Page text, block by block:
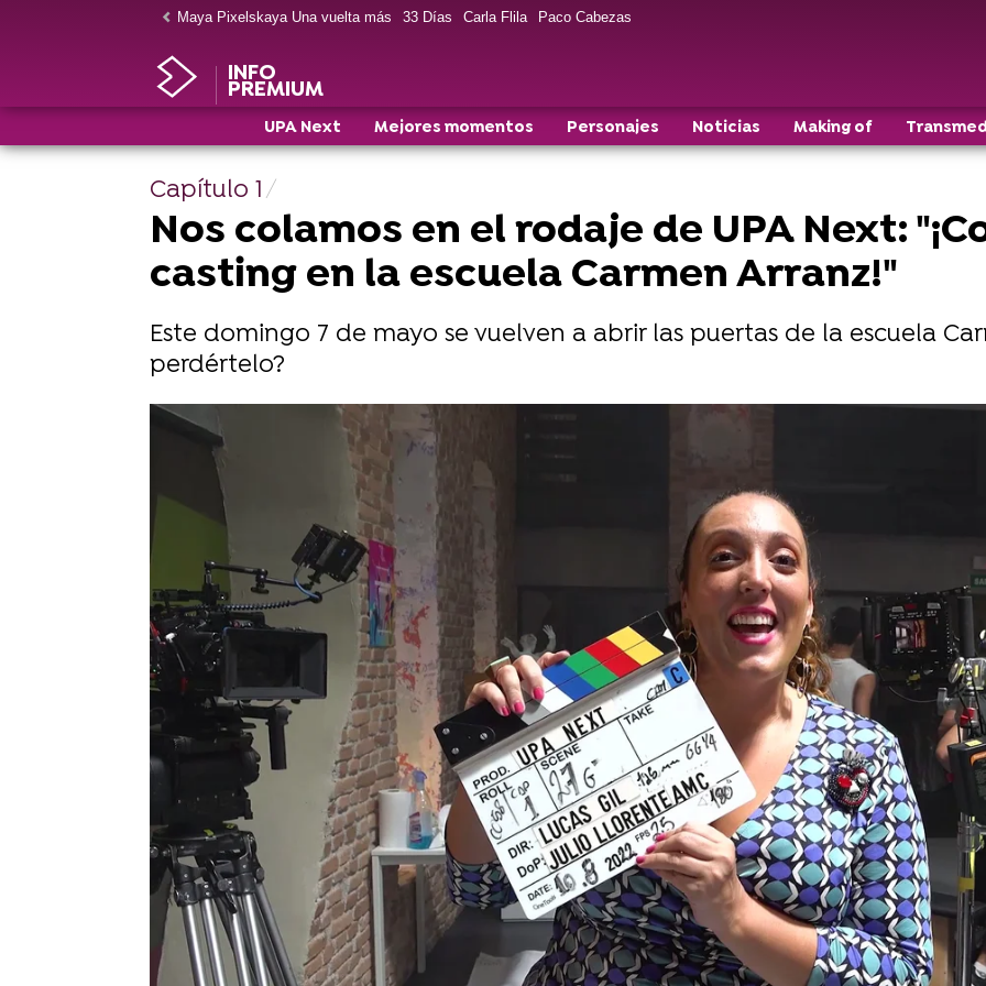
Maya Pixelskaya Una vuelta más 33 Días Carla Flila Paco Cabezas
INFO
PREMIUM
UPA Next Mejores momentos Personajes Noticias Making of
Capítulo 1
Nos colamos en el rodaje de UPA Next:
casting en la escuela Carmen Arranz!"
Este domingo 7 de mayo se vuelven a abrir las puertas de la escuela
perdértelo?
Así se rodó la escena del metro de UPA Next: descubre esta alucinante coreografía
Sandra Lázaro | Josua García |Camino Sánchez
Publicado:28 de abril de 2023, 09:50 WhatsappFacebook
Twitter
Bienvenida, bienvenido a laEscuela Carmen Arranz.
Comienza el casting en nuestraescuela de artes escénicas